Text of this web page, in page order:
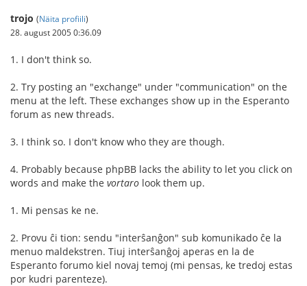
trojo (Näita profiili)
28. august 2005 0:36.09
1. I don't think so.
2. Try posting an "exchange" under "communication" on the
menu at the left. These exchanges show up in the Esperanto
forum as new threads.
3. I think so. I don't know who they are though.
4. Probably because phpBB lacks the ability to let you click on
words and make the vortaro look them up.
1. Mi pensas ke ne.
2. Provu ĉi tion: sendu "interŝanĝon" sub komunikado ĉe la
menuo maldekstren. Tiuj interŝanĝoj aperas en la de
Esperanto forumo kiel novaj temoj (mi pensas, ke tredoj estas
por kudri parenteze).